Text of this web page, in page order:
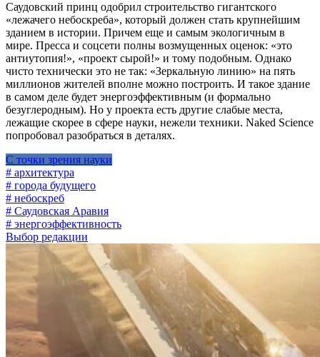
Саудовский принц одобрил строительство гигантского
«лежачего небоскреба», который должен стать крупнейшим
зданием в истории. Причем еще и самым экологичным в
мире. Пресса и соцсети полны возмущенных оценок: «это
антиутопия!», «проект сырой!» и тому подобным. Однако
чисто технически это не так: «Зеркальную линию» на пять
миллионов жителей вполне можно построить. И такое здание
в самом деле будет энергоэффективным (и формально
безуглеродным). Но у проекта есть другие слабые места,
лежащие скорее в сфере науки, нежели техники. Naked Science
попробовал разобраться в деталях.
С точки зрения науки
# архитектура
# города будущего
# небоскреб
# Саудовская Аравия
# энергоэффективность
Выбор редакции